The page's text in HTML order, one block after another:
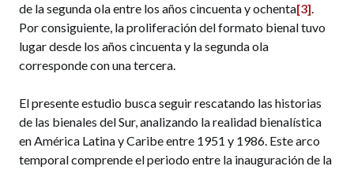
de la segunda ola entre los años cincuenta y ochenta[3].
Por consiguiente, la proliferación del formato bienal tuvo
lugar desde los años cincuenta y la segunda ola
corresponde con una tercera.
El presente estudio busca seguir rescatando las historias
de las bienales del Sur, analizando la realidad bienalística
en América Latina y Caribe entre 1951 y 1986. Este arco
temporal comprende el periodo entre la inauguración de la